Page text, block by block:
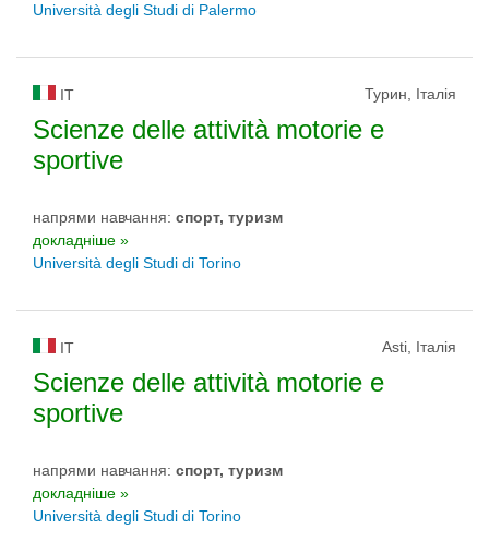
Università degli Studi di Palermo
IT Турин, Італія
Scienze delle attività motorie e
sportive
напрями навчання: спорт, туризм
докладніше »
Università degli Studi di Torino
IT Asti, Італія
Scienze delle attività motorie e
sportive
напрями навчання: спорт, туризм
докладніше »
Università degli Studi di Torino